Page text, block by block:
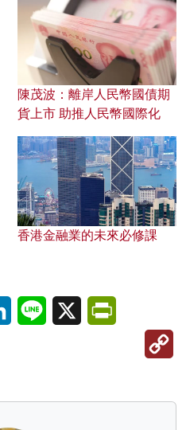
陳茂波：離岸人民幣國債期
貨上市 助推人民幣國際化
香港金融業的未來必修課
LinkedInLine X